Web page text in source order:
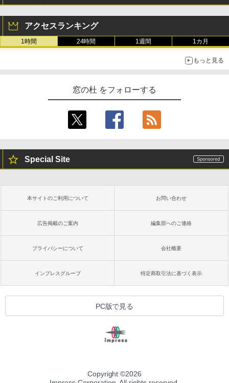
アクセスランキング
1時間 24時間 1週間 1カ月
もっと見る
窓の杜 をフォローする
Special Site
本サイトのご利用について お問い合わせ
広告掲載のご案内 編集部へのご連絡
プライバシーについて 会社概要
インプレスグループ 特定商取引法に基づく表示
PC版で見る
Copyright ©2026